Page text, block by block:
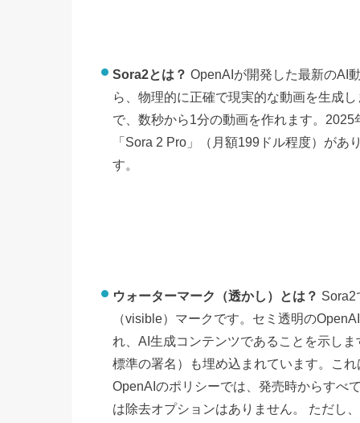
Sora2とは？ OpenAIが開発した最新のAI
ら、物理的に正確で現実的な動画を生成
で、数秒から1分の動画を作れます。
「Sora 2 Pro」（月額199ドル程度）が
す。
ウォーターマーク（透かし）とは？ Sora2
（visible）マークです。セミ透明の
れ、AI生成コンテンツであることを示し
標準の署名）も埋め込まれています。こ
OpenAIのポリシーでは、発売時からすべ
は除去オプションはありません。 ただし